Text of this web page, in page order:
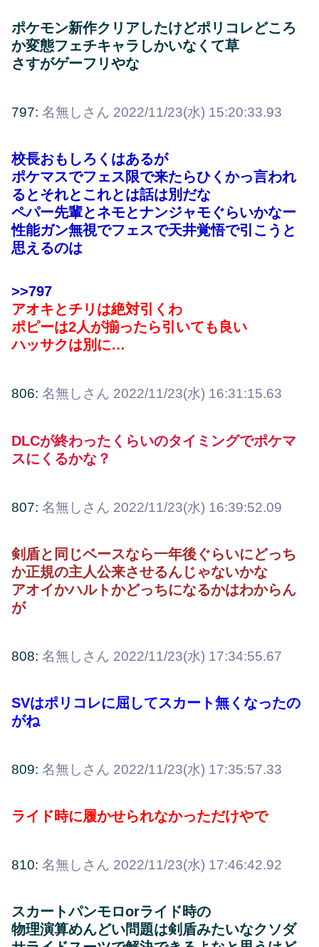
ポケモン新作クリアしたけどポリコレどころ
か変態フェチキャラしかいなくて草
さすがゲーフリやな
797: 名無しさん 2022/11/23(水) 15:20:33.93
校長おもしろくはあるが
ポケマスでフェス限で来たらひくかっ言われ
るとそれとこれとは話は別だな
ペパー先輩とネモとナンジャモぐらいかなー
性能ガン無視でフェスで天井覚悟で引こうと
思えるのは
>>797
アオキとチリは絶対引くわ
ポピーは2人が揃ったら引いても良い
ハッサクは別に…
806: 名無しさん 2022/11/23(水) 16:31:15.63
DLCが終わったくらいのタイミングでポケマ
スにくるかな？
807: 名無しさん 2022/11/23(水) 16:39:52.09
剣盾と同じベースなら一年後ぐらいにどっち
か正規の主人公来させるんじゃないかな
アオイかハルトかどっちになるかはわからん
が
808: 名無しさん 2022/11/23(水) 17:34:55.67
SVはポリコレに屈してスカート無くなったの
がね
809: 名無しさん 2022/11/23(水) 17:35:57.33
ライド時に履かせられなかっただけやで
810: 名無しさん 2022/11/23(水) 17:46:42.92
スカートパンモロorライド時の
物理演算めんどい問題は剣盾みたいなクソダ